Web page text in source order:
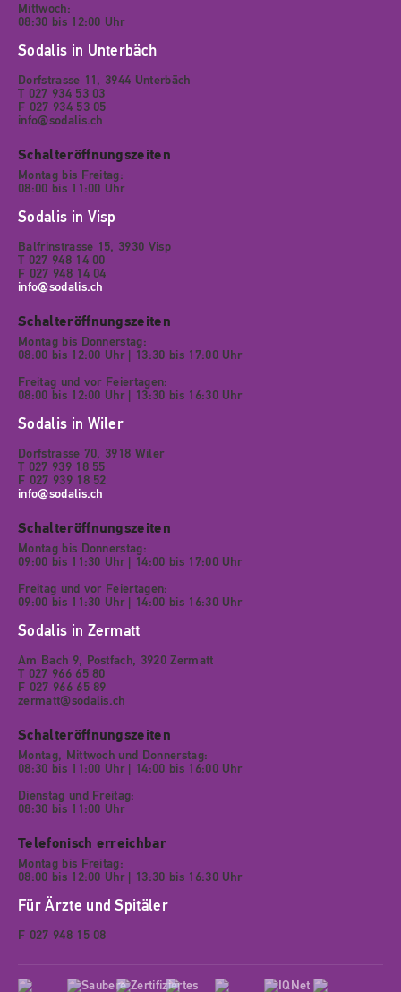
Mittwoch:
08:30 bis 12:00 Uhr
Sodalis in Unterbäch
Dorfstrasse 11, 3944 Unterbäch
T 027 934 53 03
F 027 934 53 05
info@sodalis.ch
Schalteröffnungszeiten
Montag bis Freitag:
08:00 bis 11:00 Uhr
Sodalis in Visp
Balfrinstrasse 15, 3930 Visp
T 027 948 14 00
F 027 948 14 04
info@sodalis.ch
Schalteröffnungszeiten
Montag bis Donnerstag:
08:00 bis 12:00 Uhr | 13:30 bis 17:00 Uhr
Freitag und vor Feiertagen:
08:00 bis 12:00 Uhr | 13:30 bis 16:30 Uhr
Sodalis in Wiler
Dorfstrasse 70, 3918 Wiler
T 027 939 18 55
F 027 939 18 52
info@sodalis.ch
Schalteröffnungszeiten
Montag bis Donnerstag:
09:00 bis 11:30 Uhr | 14:00 bis 17:00 Uhr
Freitag und vor Feiertagen:
09:00 bis 11:30 Uhr | 14:00 bis 16:30 Uhr
Sodalis in Zermatt
Am Bach 9, Postfach, 3920 Zermatt
T 027 966 65 80
F 027 966 65 89
zermatt@sodalis.ch
Schalteröffnungszeiten
Montag, Mittwoch und Donnerstag:
08:30 bis 11:00 Uhr | 14:00 bis 16:00 Uhr
Dienstag und Freitag:
08:30 bis 11:00 Uhr
Telefonisch erreichbar
Montag bis Freitag:
08:00 bis 12:00 Uhr | 13:30 bis 16:30 Uhr
Für Ärzte und Spitäler
F 027 948 15 08